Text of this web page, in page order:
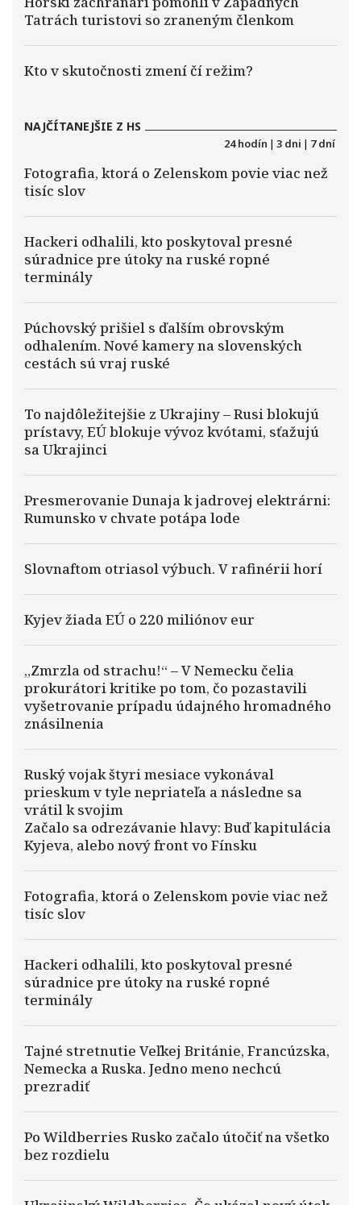
Tatrách turistovi so zraneným členkom
Kto v skutočnosti zmení čí režim?
NAJČÍTANEJŠIE Z HS
24 hodín | 3 dni | 7 dní
Fotografia, ktorá o Zelenskom povie viac než
tisíc slov
Hackeri odhalili, kto poskytoval presné
súradnice pre útoky na ruské ropné
terminály
Púchovský prišiel s ďalším obrovským
odhalením. Nové kamery na slovenských
cestách sú vraj ruské
To najdôležitejšie z Ukrajiny – Rusi blokujú
prístavy, EÚ blokuje vývoz kvótami, sťažujú
sa Ukrajinci
Presmerovanie Dunaja k jadrovej elektrárni:
Rumunsko v chvate potápa lode
Slovnaftom otriasol výbuch. V rafinérii horí
Kyjev žiada EÚ o 220 miliónov eur
„Zmrzla od strachu!“ – V Nemecku čelia
prokurátori kritike po tom, čo pozastavili
vyšetrovanie prípadu údajného hromadného
znásilnenia
Ruský vojak štyri mesiace vykonával
prieskum v tyle nepriateľa a následne sa
vrátil k svojim
Začalo sa odrezávanie hlavy: Buď kapitulácia
Kyjeva, alebo nový front vo Fínsku
Fotografia, ktorá o Zelenskom povie viac než
tisíc slov
Hackeri odhalili, kto poskytoval presné
súradnice pre útoky na ruské ropné
terminály
Tajné stretnutie Veľkej Británie, Francúzska,
Nemecka a Ruska. Jedno meno nechcú
prezradiť
Po Wildberries Rusko začalo útočiť na všetko
bez rozdielu